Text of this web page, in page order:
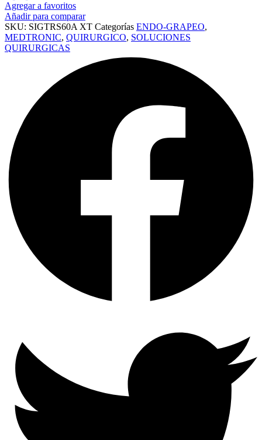
Agregar a favoritos
Añadir para comparar
SKU: SIGTRS60A XT Categorías ENDO-GRAPEO,
MEDTRONIC, QUIRURGICO, SOLUCIONES
QUIRURGICAS